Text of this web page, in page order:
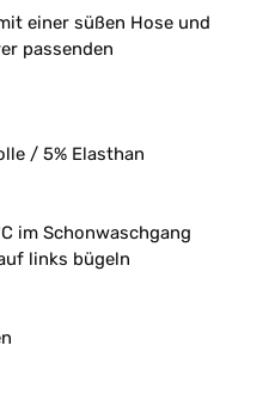
einer süßen Hose und
passenden
/ 5% Elasthan
im Schonwaschgang
links bügeln